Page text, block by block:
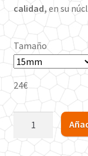
24€
34€
calidad, en su
Tamaño
24€
Black